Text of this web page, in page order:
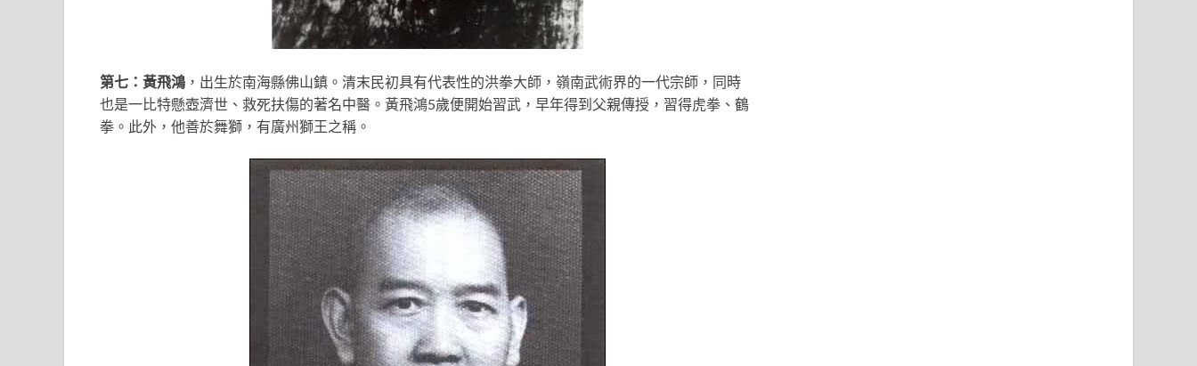
第七：黃飛鴻 ，出生於南海縣佛山鎮。清末民初具有代表性的洪拳大師，嶺南武術界的一代宗師，同時
也是一比特懸壺濟世、救死扶傷的著名中醫。黃飛鴻5歲便開始習武，早年得到父親傳授，習得虎拳、鶴
拳。此外，他善於舞獅，有廣州獅王之稱。